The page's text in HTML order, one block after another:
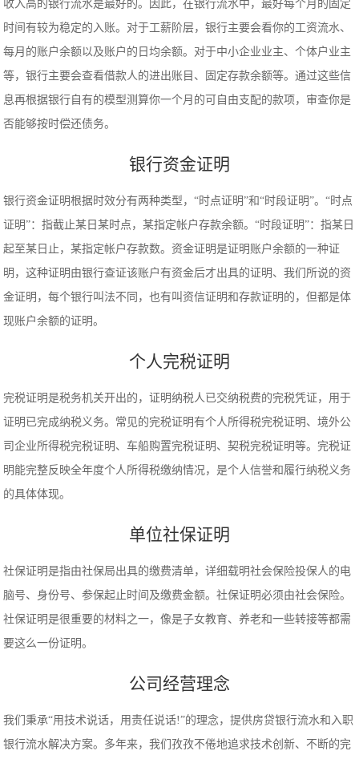
收入高的银行流水是最好的。因此，在银行流水中，最好每个月的固定
时间有较为稳定的入账。对于工薪阶层，银行主要会看你的工资流水、
每月的账户余额以及账户的日均余额。对于中小企业业主、个体户业主
等，银行主要会查看借款人的进出账目、固定存款余额等。通过这些信
息再根据银行自有的模型测算你一个月的可自由支配的款项，审查你是
否能够按时偿还债务。
银行资金证明
银行资金证明根据时效分有两种类型，“时点证明”和“时段证明”。“时点
证明”：指截止某日某时点，某指定帐户存款余额。“时段证明”：指某日
起至某日止，某指定帐户存款数。资金证明是证明账户余额的一种证
明，这种证明由银行查证该账户有资金后才出具的证明、我们所说的资
金证明，每个银行叫法不同，也有叫资信证明和存款证明的，但都是体
现账户余额的证明。
个人完税证明
完税证明是税务机关开出的，证明纳税人已交纳税费的完税凭证，用于
证明已完成纳税义务。常见的完税证明有个人所得税完税证明、境外公
司企业所得税完税证明、车船购置完税证明、契税完税证明等。完税证
明能完整反映全年度个人所得税缴纳情况，是个人信誉和履行纳税义务
的具体体现。
单位社保证明
社保证明是指由社保局出具的缴费清单，详细载明社会保险投保人的电
脑号、身份号、参保起止时间及缴费金额。社保证明必须由社会保险。
社保证明是很重要的材料之一，像是子女教育、养老和一些转接等都需
要这么一份证明。
公司经营理念
我们秉承“用技术说话，用责任说话!”的理念，提供房贷银行流水和入职
银行流水解决方案。多年来，我们孜孜不倦地追求技术创新、不断的完